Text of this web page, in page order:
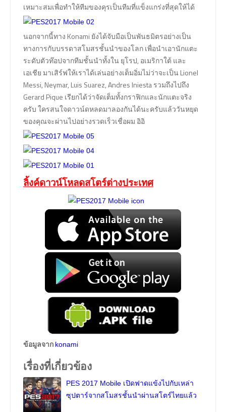
เหมาะสมเพื่อทำให้ทีมของคุรเป็นทีมที่แข็งแกร่งที่สุดให้ได้
นอกจากนี้ทาง Konami ยังได้จับมือเป็นพันธมิตรอย่างเป็น
ทางการกับบรรดาสโมสรชั้นนำของโลก เพื่อนำเอานักแตะ
ระดับตัวท๊อปจากทีมชั้นนำทั้งใน ยุโรป, อเมริกาใต้ และ
เอเชีย มาเสิร์ฟให้เราได้เล่นอย่างเต็มอิ่มไม่ว่าจะเป็น Lionel
Messi, Neymar, Luis Suarez, Andres Iniesta รวมถึงไปถึง
Gerard Pique เรียกได้ว่าจัดเต็มทั้งกราฟิกและนักแตะจริง
ครับ ใครสนใจดาวน์ดหลดมาลองกันได้นะครับแล้ววันหยุด
ของคุณจะผ่านไปอย่างรวดเร็วเชื่อผม อิอิ
ลิ้งค์ดาวน์โหลดสโตร์ต่างประเทศ
ข้อมูลจาก konami
เรื่องที่เกี่ยวข้อง
PES 2017 Mobile เปิดฟาดแข้งไปกับเหล่า
ซุปตาร์จากสโมสรชั้นนำผ่านสโตร์ไทยแล้ว